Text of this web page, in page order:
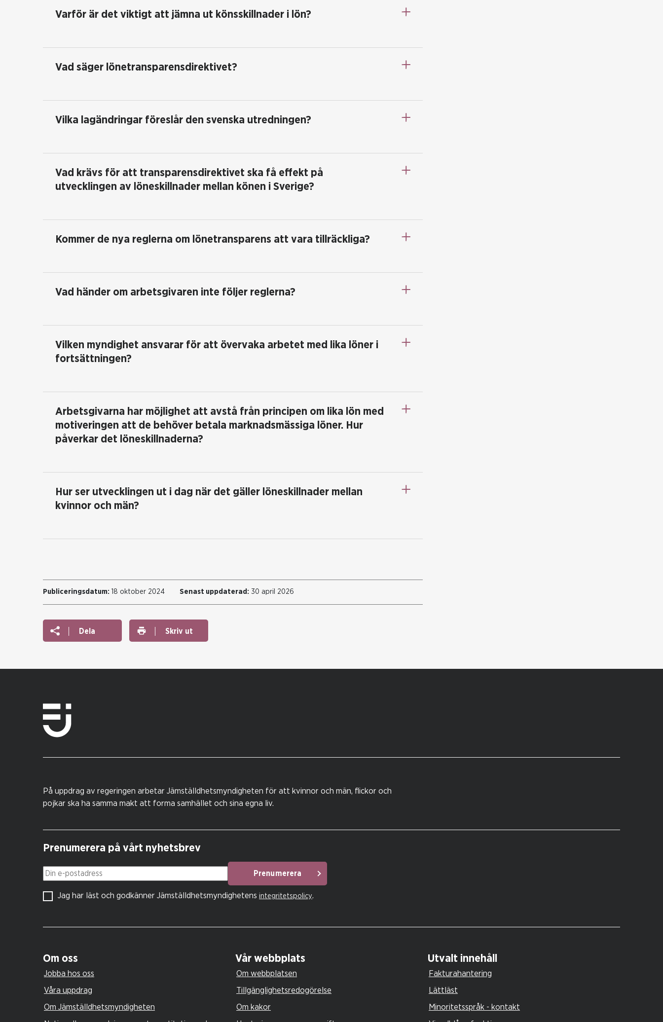
Varför är det viktigt att jämna ut könsskillnader i lön?
Vad säger lönetransparensdirektivet?
Vilka lagändringar föreslår den svenska utredningen?
Vad krävs för att transparensdirektivet ska få effekt på
utvecklingen av löneskillnader mellan könen i Sverige?
Kommer de nya reglerna om lönetransparens att vara tillräckliga?
Vad händer om arbetsgivaren inte följer reglerna?
Vilken myndighet ansvarar för att övervaka arbetet med lika löner i
fortsättningen?
Arbetsgivarna har möjlighet att avstå från principen om lika lön med
motiveringen att de behöver betala marknadsmässiga löner. Hur
påverkar det löneskillnaderna?
Hur ser utvecklingen ut i dag när det gäller löneskillnader mellan
kvinnor och män?
Publiceringsdatum: 18 oktober 2024 Senast uppdaterad: 30 april 2026
Dela Skriv ut
På uppdrag av regeringen arbetar Jämställdhetsmyndigheten för att kvinnor och män, flickor och
pojkar ska ha samma makt att forma samhället och sina egna liv.
Prenumerera på vårt nyhetsbrev
Din e-postadress Prenumerera
Jag har läst och godkänner Jämställdhetsmyndighetens integritetspolicy.
Om oss
Jobba hos oss
Våra uppdrag
Om Jämställdhetsmyndigheten
Vår webbplats
Om webbplatsen
Tillgänglighetsredogörelse
Om kakor
Utvalt innehåll
Fakturahantering
Lättläst
Minoritetsspråk - kontakt